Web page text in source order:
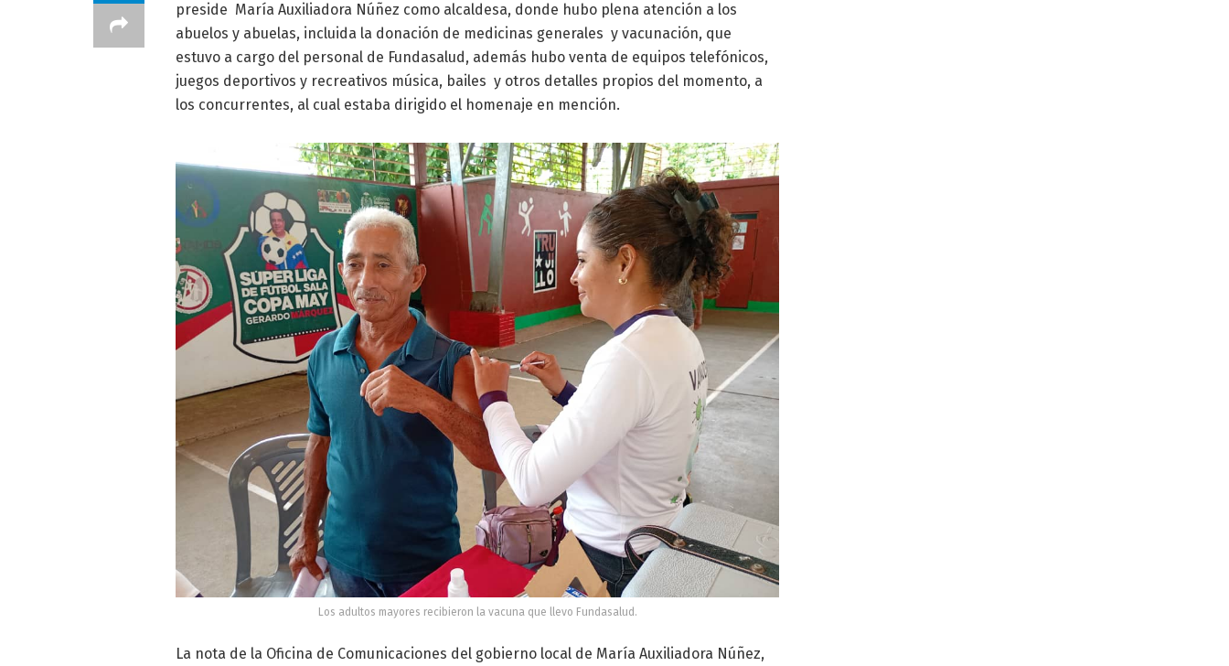
preside María Auxiliadora Núñez como alcaldesa, donde hubo plena atención a los
abuelos y abuelas, incluida la donación de medicinas generales y vacunación, que
estuvo a cargo del personal de Fundasalud, además hubo venta de equipos telefónicos,
juegos deportivos y recreativos música, bailes y otros detalles propios del momento, a
los concurrentes, al cual estaba dirigido el homenaje en mención.
Los adultos mayores recibieron la vacuna que llevo Fundasalud.
La nota de la Oficina de Comunicaciones del gobierno local de María Auxiliadora Núñez,